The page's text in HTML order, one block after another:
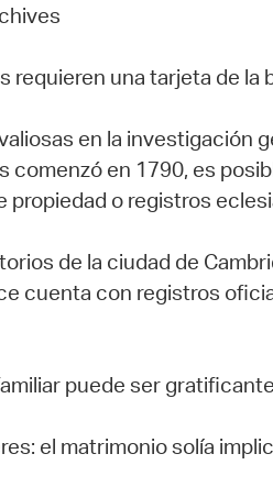
requieren una tarjeta de
en la investigación
comenzó en 1790, es
propiedad o registros
de la ciudad de
cuenta con registros
puede ser
el matrimonio solía